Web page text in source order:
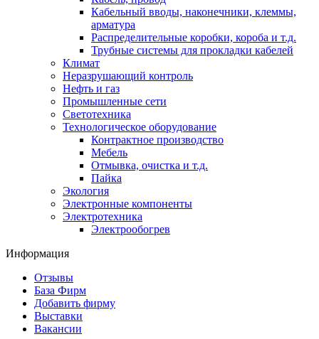
Кабельный вводы, наконечники, клеммы,
арматура
Распределительные коробки, короба и т.д.
Трубные системы для прокладки кабелей
Климат
Неразрушающий контроль
Нефть и газ
Промышленные сети
Светотехника
Технологическое оборудование
Контрактное производство
Мебель
Отмывка, очистка и т.д.
Пайка
Экология
Электронные компоненты
Электротехника
Электрообогрев
Информация
Отзывы
База Фирм
Добавить фирму
Выставки
Вакансии